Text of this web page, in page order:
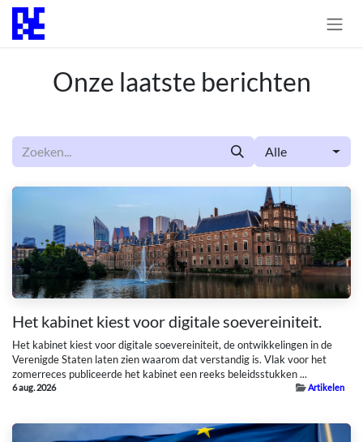
Overslaan naar inhoud
Onze laatste berichten
Alle
Het kabinet kiest voor digitale soevereiniteit.
Het kabinet kiest voor digitale soevereiniteit, de ontwikkelingen in de
Verenigde Staten laten zien waarom dat verstandig is. Vlak voor het
zomerreces publiceerde het kabinet een reeks beleidsstukken ...
6 aug. 2026 Artikelen